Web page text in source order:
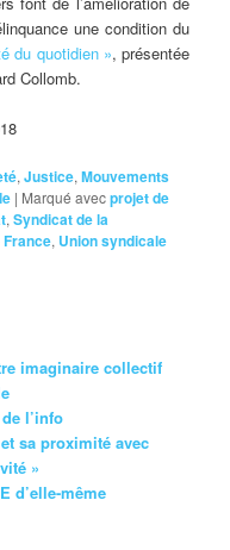
une condition du
du quotidien », présentée
Collomb.
,Justice,Mouvements
| Marqué avecprojet de
,Syndicat de la
, Union syndicale
imaginaire collectif
l’info
sa proximité avec
»
d’elle-même